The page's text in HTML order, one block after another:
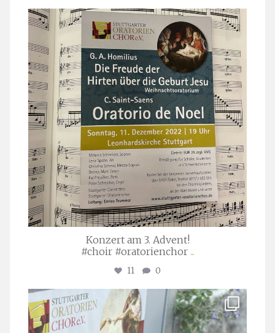
stuttgarter_oratorienchor
Nov. 29
Konzert am 3. Advent!
#choir #oratorienchor ...
11 0
stuttgarter_oratorienchor
Juli 23